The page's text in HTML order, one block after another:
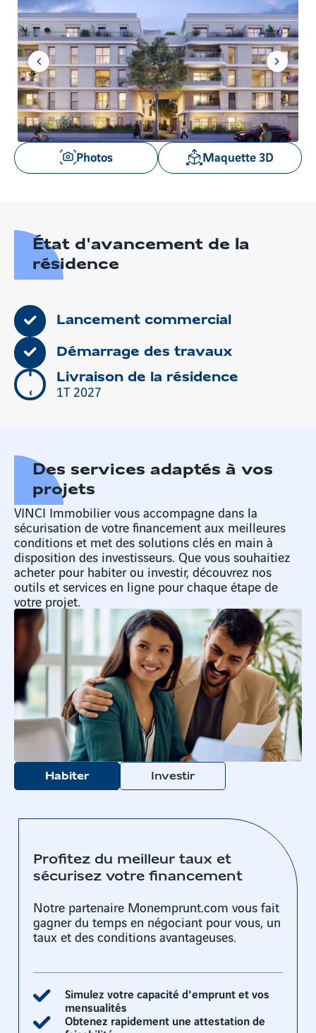
Aller
à
l'item
précédent
Aller
à
l'item
suivant
Voir
les
Photos Maquette 3D
État d'avancement de la
résidence
Lancement commercial
Démarrage des travaux
Livraison de la résidence
1T 2027
Des services adaptés à vos
projets
VINCI Immobilier vous accompagne dans la
sécurisation de votre financement aux meilleures
conditions et met des solutions clés en main à
disposition des investisseurs. Que vous souhaitiez
acheter pour habiter ou investir, découvrez nos
outils et services en ligne pour chaque étape de
votre projet.
Habiter Investir
Profitez du meilleur taux et
sécurisez votre financement
Notre partenaire Monemprunt.com vous fait
gagner du temps en négociant pour vous, un
taux et des conditions avantageuses.
Simulez votre capacité d'emprunt et vos
mensualités
Obtenez rapidement une attestation de